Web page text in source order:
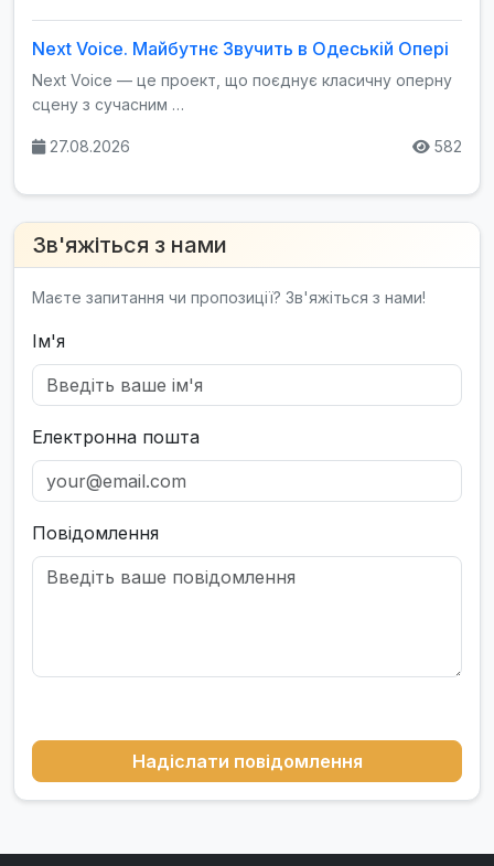
Next Voice. Майбутнє Звучить в Одеській Опері
Next Voice — це проект, що поєднує класичну оперну
сцену з сучасним …
27.08.2026 582
Зв'яжіться з нами
Маєте запитання чи пропозиції? Зв'яжіться з нами!
Ім'я
Електронна пошта
Повідомлення
Надіслати повідомлення